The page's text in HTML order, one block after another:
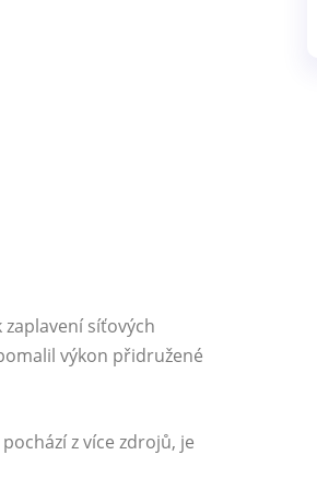
zaplavení síťových
výkon přidružené
z více zdrojů, je